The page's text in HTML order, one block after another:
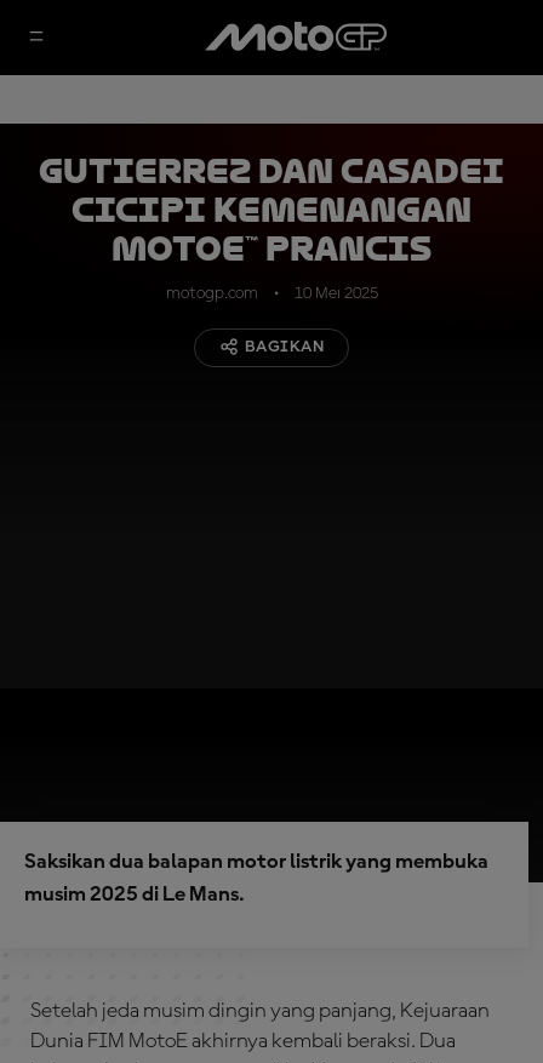
Gutierrez dan Casadei
Cicipi Kemenangan
MotoE™ Prancis
motogp.com 10 Mei 2025
BAGIKAN
Saksikan dua balapan motor listrik yang membuka
musim 2025 di Le Mans.
Setelah jeda musim dingin yang panjang, Kejuaraan
Dunia FIM MotoE akhirnya kembali beraksi. Dua